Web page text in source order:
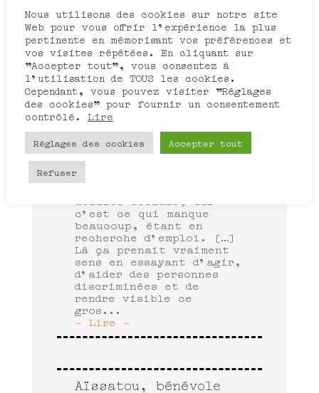
À un âge maintenant où
moi je peux réfléchir à
la transmission, non pas
de quelqu’un qui sait à
quelqu’un qui ne...
- Lire -
Hakim, bénévole
« M’engager dans ce
collectif c’était déjà
me donner à moi-même une
c’est ce qui manque
beaucoup, étant en
recherche d’emploi. […]
Là ça prenait vraiment
sens en essayant d’agir,
d’aider des personnes
discriminées et de
rendre visible ce
gros...
- Lire -
Aïssatou, bénévole
Nous utilisons des cookies sur notre site
Web pour vous offrir l'expérience la plus
pertinente en mémorisant vos préférences et
vos visites répétées. En cliquant sur
"Accepter tout", vous consentez à
l'utilisation de TOUS les cookies.
Cependant, vous pouvez visiter "Réglages
des cookies" pour fournir un consentement
contrôlé. Lire
Réglages des cookies Accepter tout
Refuser